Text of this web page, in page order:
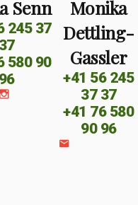
Senn
245 37
37
580 90
96
Monika
Dettling-
Gassler
+41 56 245
37 37
+41 76 580
90 96